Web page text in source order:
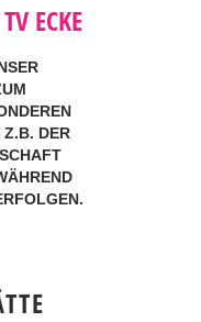
ECKE
Z.B. DER
K
I